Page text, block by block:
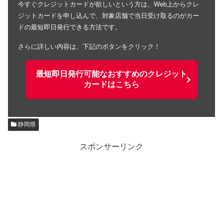
今すぐクレジットカードが欲しいという方は、Web上からクレ
ジットカードを申し込んで、対象店舗で当日受け取るのがカー
ドの最短即日発行できる方法です。
さらに詳しい内容は、下記のボタンをクリック！
最短即日発行可能なおすすめのクレジット
カードはこちら
静岡県
スポンサーリンク